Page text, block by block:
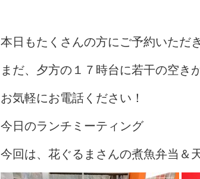
本日もたくさんの方にご予約いただ
まだ、夕方の１７時台に若干の空き
お気軽にお電話ください！
今日のランチミーティング
今回は、花ぐるまさんの煮魚弁当＆